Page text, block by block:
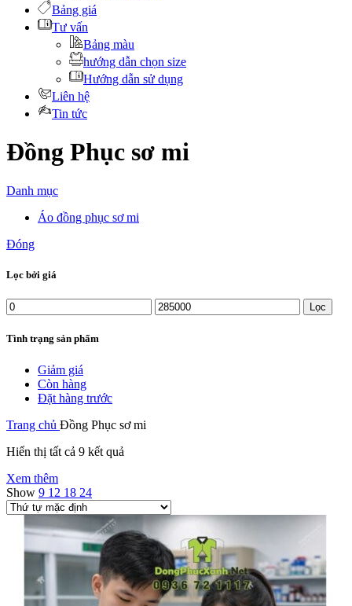
Bảng giá
Tư vấn
Bảng màu
hướng dẫn chọn size
Hướng dẫn sử dụng
Liên hệ
Tin tức
Đồng Phục sơ mi
Danh mục
Áo đồng phục sơ mi
Đóng
Lọc bởi giá
Lọc
Tình trạng sản phẩm
Giảm giá
Còn hàng
Đặt hàng trước
Trang chủ Đồng Phục sơ mi
Hiển thị tất cả 9 kết quả
Xem thêm
Show 9 12 18 24